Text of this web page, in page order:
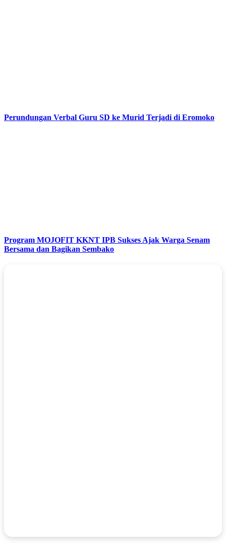
Perundungan Verbal Guru SD ke Murid Terjadi di Eromoko
Program MOJOFIT KKNT IPB Sukses Ajak Warga Senam
Bersama dan Bagikan Sembako